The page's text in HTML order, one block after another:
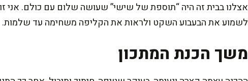
אצלנו בבית זה היה “תוספת של שישי” שעושה שלום עם כולם. אני
לשמוע את הבעבוע השקט ולראות את הקליפה משחימה עד שלמות.
משך הכנת המתכון